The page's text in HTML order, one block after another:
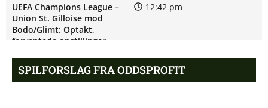
UEFA Champions League –
Union St. Gilloise mod
Bodo/Glimt: Optakt,
forventede opstillinger,
12:42 pm
SPILFORSLAG FRA ODDSPROFIT